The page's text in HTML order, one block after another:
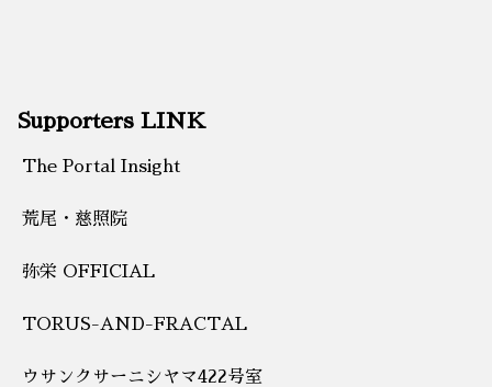
Supporters LINK
The Portal Insight
荒尾・慈照院
弥栄 OFFICIAL
TORUS-AND-FRACTAL
ウサンクサーニシヤマ422号室